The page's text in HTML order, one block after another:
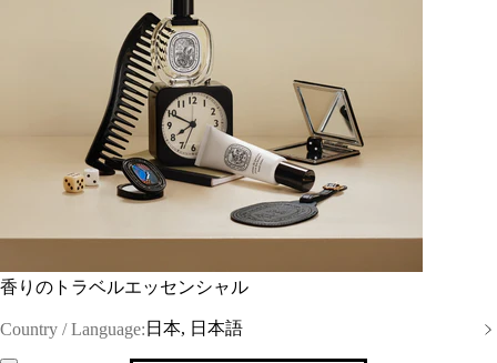
香りのトラベルエッセンシャル
Country / Language: 日本, 日本語